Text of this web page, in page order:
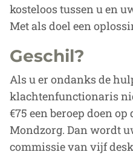
kosteloos tussen u en
Met als doel een
Geschil?
Als u er ondanks de
klachtenfunctionaris
€75 een beroep doen
Mondzorg. Dan wordt
commissie van vijf